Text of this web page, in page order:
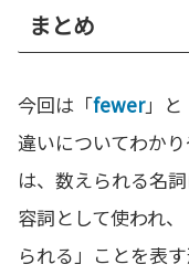
まとめ
今回は「fewer」と
違いについてわか
は、数えられる名
容詞として使われ
られる」ことを表